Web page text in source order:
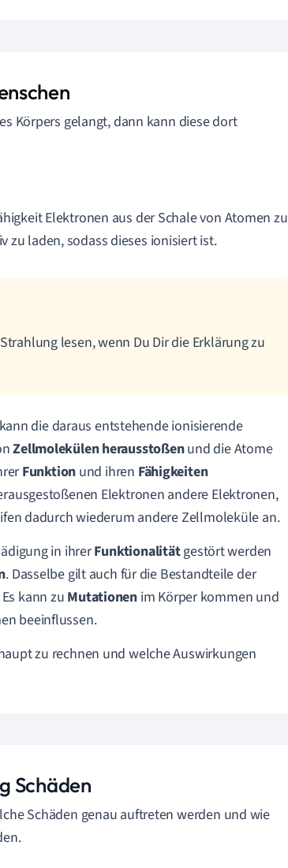
Körpers gelangt, dann kann diese dort
Elektronen aus der Schale von Atomen zu
zu laden, sodass dieses ionisiert ist.
lesen, wenn Du Dir die Erklärung zu
die daraus entstehende ionisierende
Zellmolekülenherausstoßenund die Atome
Funktion und ihren Fähigkeiten
Elektronen andere Elektronen,
dadurch wiederum andere Zellmoleküle an.
in ihrerFunktionalitätgestört werden
. Dasselbe gilt auch für die Bestandteile der
kann zu Mutationen im Körper kommen und
beeinflussen.
zu rechnen und welche Auswirkungen
Schäden
Schäden genau auftreten werden und wie